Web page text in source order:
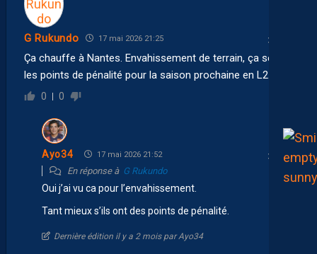
G Rukundo 17 mai 2026 21:25
Ça chauffe à Nantes. Envahissement de terrain, ça sent
les points de pénalité pour la saison prochaine en L2.
0 0
Ayo34 17 mai 2026 21:52
En réponse à G Rukundo
Oui j’ai vu ca pour l’envahissement.
Tant mieux s’ils ont des points de pénalité.
Dernière édition il y a 2 mois par Ayo34